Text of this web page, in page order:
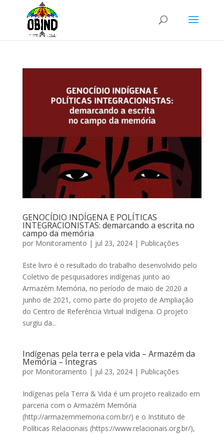
GENOCÍDIO INDÍGENA E POLÍTICAS
INTEGRACIONISTAS: demarcando a escrita no
campo da memória
por Monitoramento | jul 23, 2024| Publicações
Este livro é o resultado do trabalho desenvolvido pelo
Coletivo de pesquisadores indígenas junto ao
Armazém Memória, no período de maio de 2020 a
junho de 2021, como parte do projeto de Ampliação
do Centro de Referência Virtual Indígena. O projeto
surgiu da...
Indígenas pela terra e pela vida – Armazém da
Memória – Íntegras
por Monitoramento | jul 23, 2024| Publicações
Indígenas pela Terra & Vida é um projeto realizado em
parceria com o Armazém Memória
(http://armazemmemoria.com.br/) e o Instituto de
Políticas Relacionais (https://www.relacionais.org.br/),